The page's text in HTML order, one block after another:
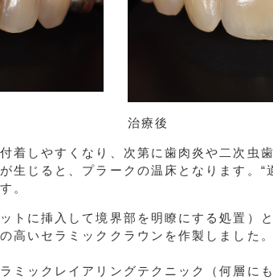
治療後
着しやすくなり、次第に歯肉炎や二次虫
生じると、プラークの温床となります。“
。
トに挿入して境界部を明瞭にする処置）
高いセラミッククラウンを作製しました
ミックレイアリングテクニック（何層に